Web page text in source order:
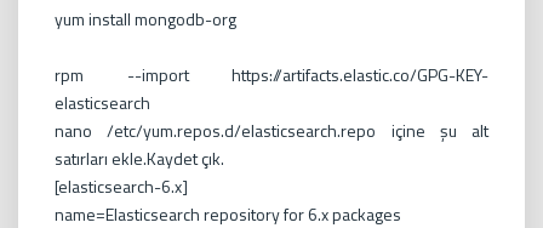
yum install mongodb-org
rpm --import https://artifacts.elastic.co/GPG-KEY-
elasticsearch
nano /etc/yum.repos.d/elasticsearch.repo içine şu alt
satırları ekle.Kaydet çık.
[elasticsearch-6.x]
name=Elasticsearch repository for 6.x packages